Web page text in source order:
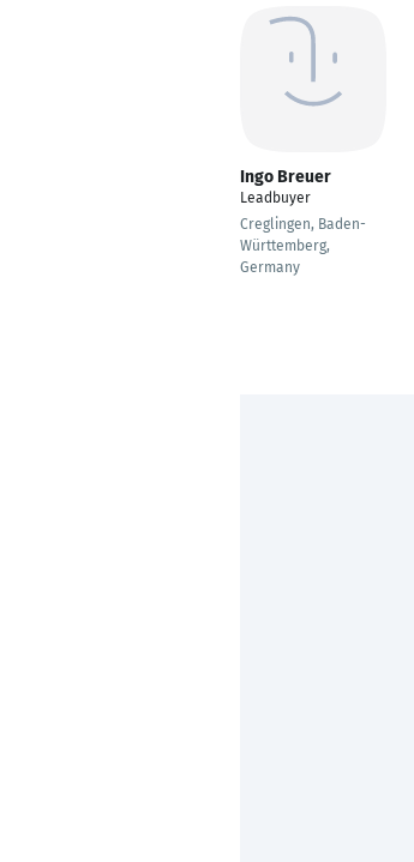
Ingo Breuer
Leadbuyer
Creglingen, Baden-
Württemberg,
Germany